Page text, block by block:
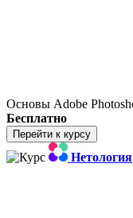
Основы Adobe
Бесплатно
Перейти к курсу
Нетология